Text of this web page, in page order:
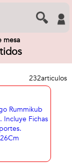
mesa
232articulos